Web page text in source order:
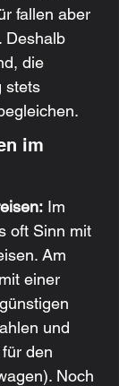
fallen aber
Deshalb
die
stets
im
Im
oft Sinn mit
Am
einer
und
den
Noch